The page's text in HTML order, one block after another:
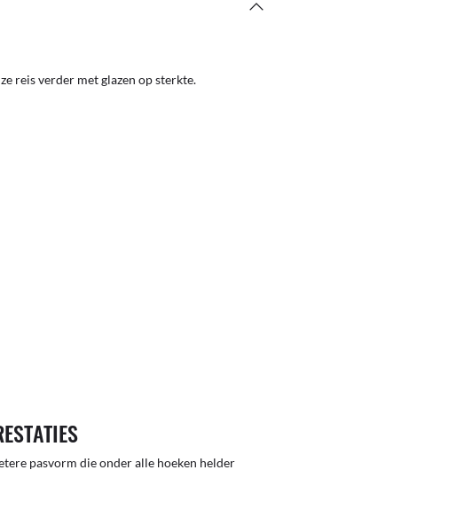
reis verder met glazen op sterkte.
pasvorm die onder alle hoeken helder